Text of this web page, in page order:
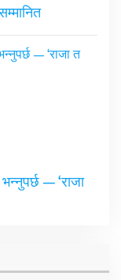
— ‘राजा